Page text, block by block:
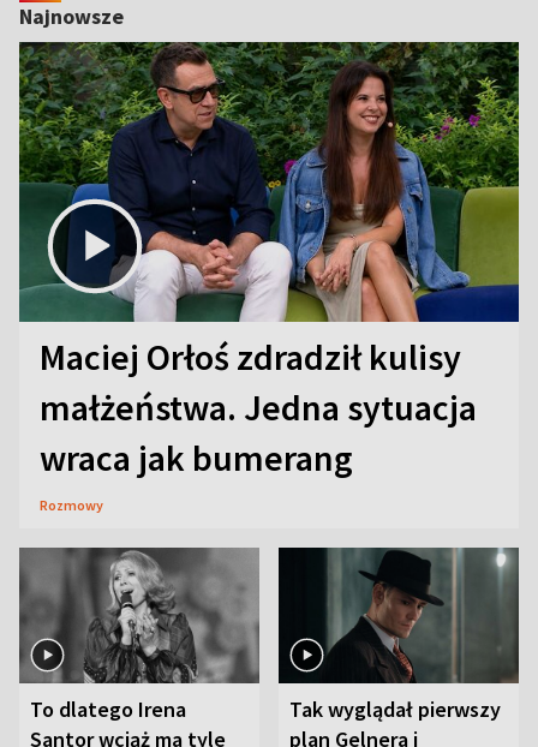
Najnowsze
Maciej Orłoś zdradził kulisy
małżeństwa. Jedna sytuacja
wraca jak bumerang
Rozmowy
To dlatego Irena
Santor wciąż ma tyle
Tak wyglądał pierwszy
plan Gelnera i